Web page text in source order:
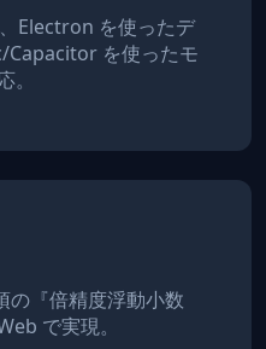
Electron を使ったデ
Capacitor を使ったモ
の『倍精度浮動小数
で実現。